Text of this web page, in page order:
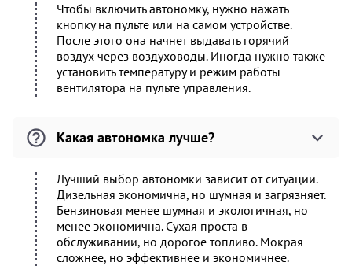
Чтобы включить автономку, нужно нажать
кнопку на пульте или на самом устройстве.
После этого она начнет выдавать горячий
воздух через воздуховоды. Иногда нужно также
установить температуру и режим работы
вентилятора на пульте управления.
Какая автономка лучше?
Лучший выбор автономки зависит от ситуации.
Дизельная экономична, но шумная и загрязняет.
Бензиновая менее шумная и экологичная, но
менее экономична. Сухая проста в
обслуживании, но дорогое топливо. Мокрая
сложнее, но эффективнее и экономичнее.